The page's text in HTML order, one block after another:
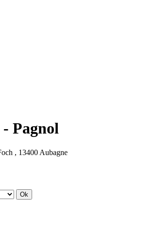
Pagnol
, 13400 Aubagne